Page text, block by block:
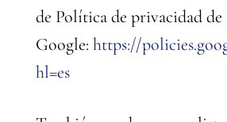
de Política de privacidad de
Google: https://
hl=es